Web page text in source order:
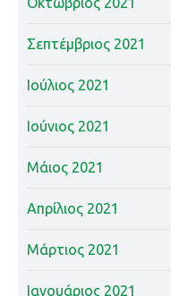
Σεπτέμβριος 2021
Ιούλιος 2021
Ιούνιος 2021
Μάιος 2021
Απρίλιος 2021
Μάρτιος 2021
Ιανουάριος 2021